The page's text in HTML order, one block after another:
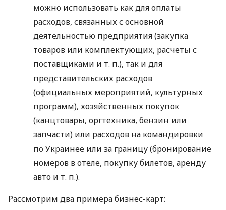
можно использовать как для оплаты
расходов, связанных с основной
деятельностью предприятия (закупка
товаров или комплектующих, расчеты с
поставщиками и т. п.), так и для
представительских расходов
(официальных мероприятий, культурных
программ), хозяйственных покупок
(канцтовары, оргтехника, бензин или
запчасти) или расходов на командировки
по Украинее или за границу (бронирование
номеров в отеле, покупку билетов, аренду
авто и т. п.).
Рассмотрим два примера бизнес-карт: